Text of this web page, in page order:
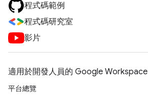
程式碼範例
程式碼研究室
影片
適用於開發人員的 Google Workspace
平台總覽